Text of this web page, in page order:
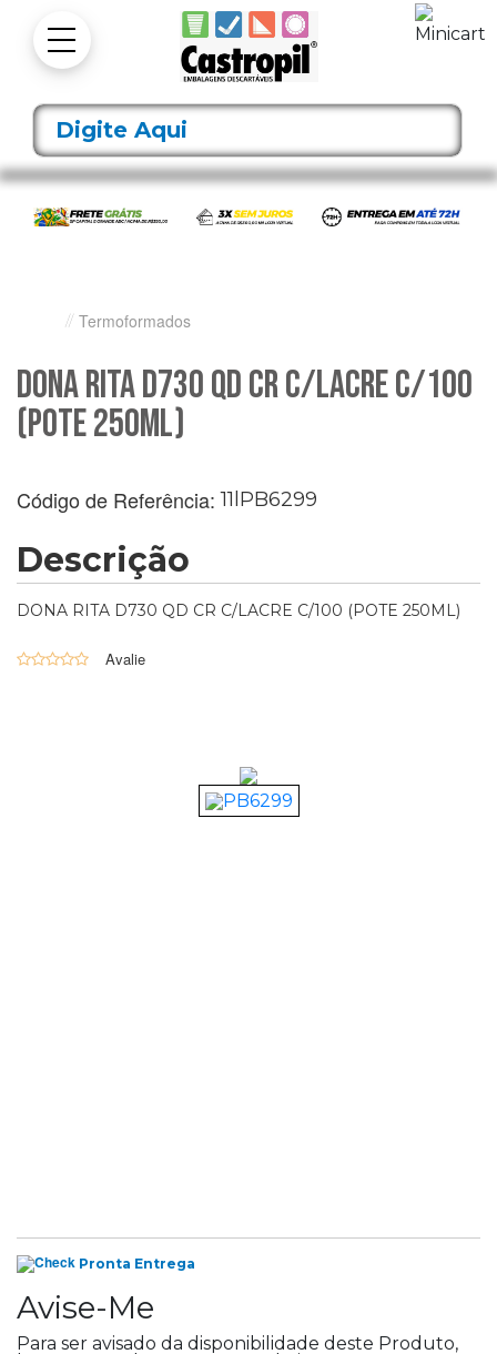
Termoformados
DONA RITA D730 QD CR C/LACRE C/100
(POTE 250ML)
Código de Referência: 11lPB6299
Descrição
DONA RITA D730 QD CR C/LACRE C/100 (POTE 250ML)
Pronta Entrega
Avise-Me
Para ser avisado da disponibilidade deste Produto,